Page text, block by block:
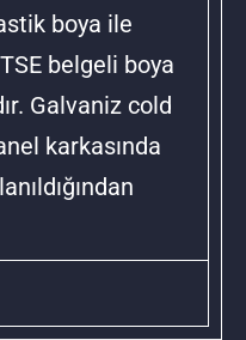
boya ile
TSE belgeli boya
Galvaniz cold
karkasında